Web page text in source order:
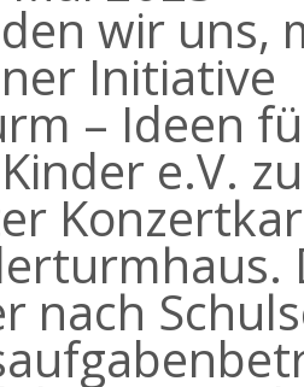
wir uns,
Initiative
– Ideen
e.V.
nach